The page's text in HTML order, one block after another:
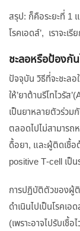
สรุป: ก็คือระยะที่ 1 แ
โรคเอดส์’, เราจะเรี
ชะลอหรือป้องกัน
ปัจจุบัน วิธีที่จะชะลอ
ให้’ยาต้านรีโทไวรั
เป็นยาหลายตัวร่วม
ตลอดไปไม่สามารถห
ดื้อยา, และผู้ติดเชื้อ
positive T-cell เป็น
การปฏิบัติตัวของผู้ติ
ดำเนินไปเป็นโรคเ
(เพราะอาจไปรับเชื้